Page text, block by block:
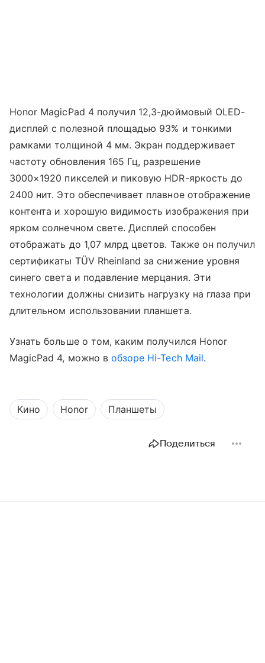
Honor MagicPad 4 получил 12,3-дюймовый OLED-
дисплей с полезной площадью 93% и тонкими
рамками толщиной 4 мм. Экран поддерживает
частоту обновления 165 Гц, разрешение
3000×1920 пикселей и пиковую HDR-яркость до
2400 нит. Это обеспечивает плавное отображение
контента и хорошую видимость изображения при
ярком солнечном свете. Дисплей способен
отображать до 1,07 млрд цветов. Также он получил
сертификаты TÜV Rheinland за снижение уровня
синего света и подавление мерцания. Эти
технологии должны снизить нагрузку на глаза при
длительном использовании планшета.
Узнать больше о том, каким получился Honor
MagicPad 4, можно в обзоре Hi-Tech Mail.
Кино Honor Планшеты
Поделиться